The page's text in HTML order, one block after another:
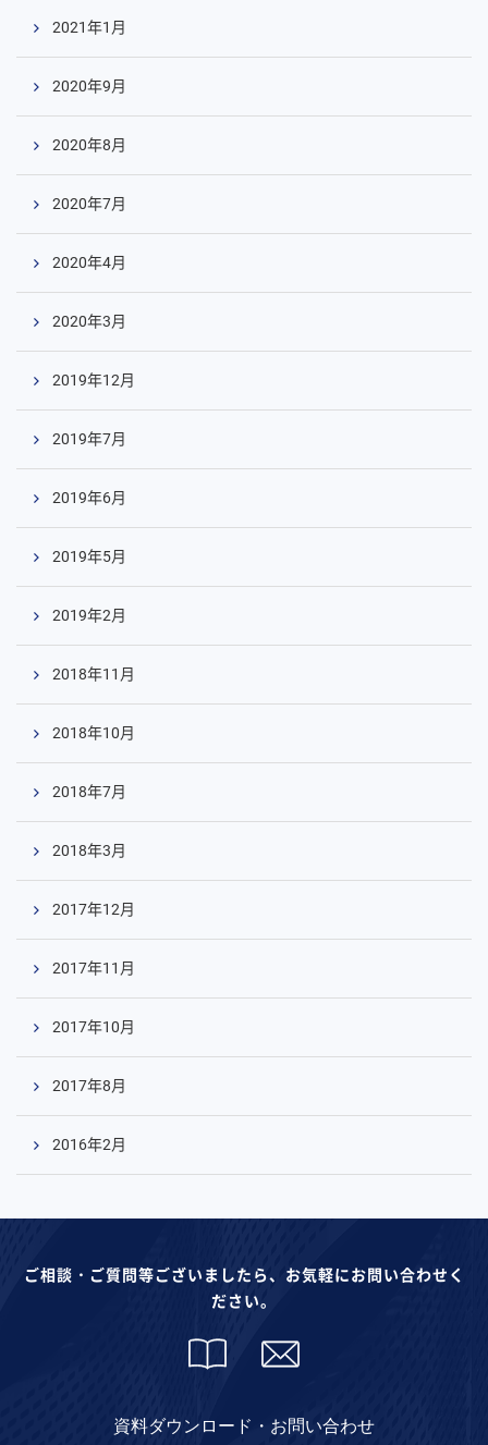
2021年1月
2020年9月
2020年8月
2020年7月
2020年4月
2020年3月
2019年12月
2019年7月
2019年6月
2019年5月
2019年2月
2018年11月
2018年10月
2018年7月
2018年3月
2017年12月
2017年11月
2017年10月
2017年8月
2016年2月
ご相談・ご質問等ございましたら、お気軽にお問い合わせく
ださい。
資料ダウンロード・お問い合わせ